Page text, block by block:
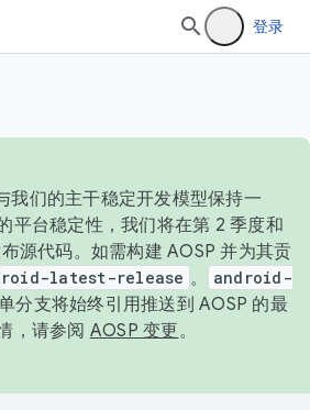
登录
我们的主干稳定开发模型保持一
平台稳定性，我们将在第 2 季度和
源代码。如需构建 AOSP 并为其贡
latest-release 。
android-
分支将始终引用推送到 AOSP 的最
，请参阅 AOSP 变更。